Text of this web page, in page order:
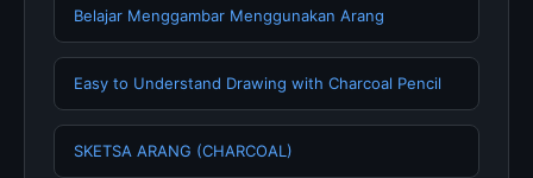
Belajar Menggambar Menggunakan Arang
Easy to Understand Drawing with Charcoal Pencil
SKETSA ARANG (CHARCOAL)